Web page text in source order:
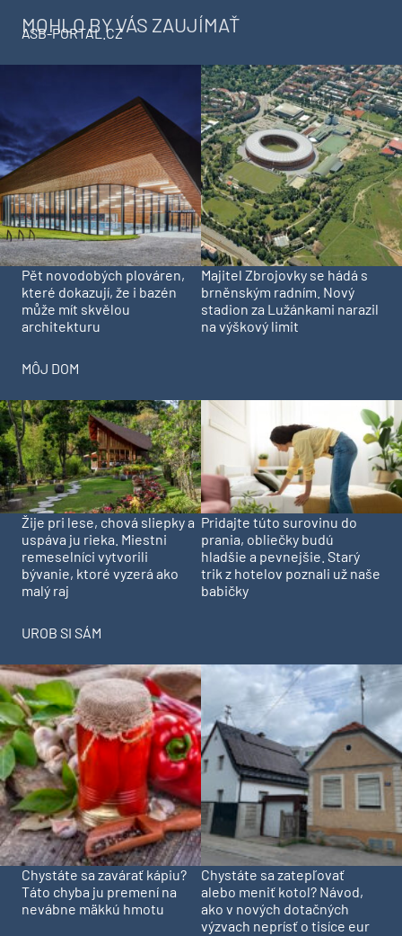
MOHLO BY VÁS ZAUJÍMAŤ
ASB-PORTAL.CZ
Pět novodobých plováren,
které dokazují, že i bazén
může mít skvělou
architekturu
Majitel Zbrojovky se hádá s
brněnským radním. Nový
stadion za Lužánkami narazil
na výškový limit
MÔJ DOM
Žije pri lese, chová sliepky a
uspáva ju rieka. Miestni
remeselníci vytvorili
bývanie, ktoré vyzerá ako
malý raj
Pridajte túto surovinu do
prania, obliečky budú
hladšie a pevnejšie. Starý
trik z hotelov poznali už naše
babičky
UROB SI SÁM
Chystáte sa zavárať kápiu?
Táto chyba ju premení na
nevábne mäkkú hmotu
Chystáte sa zatepľovať
alebo meniť kotol? Návod,
ako v nových dotačných
výzvach neprísť o tisíce eur